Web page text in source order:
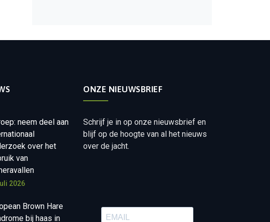
neem deel aan
over het
van
2026
Brown Hare
bij haas in
ONZE NIEUWSBRIEF
Schrijf je in op onze nieuwsbrief en
blijf op de hoogte van al het nieuws
over de jacht.